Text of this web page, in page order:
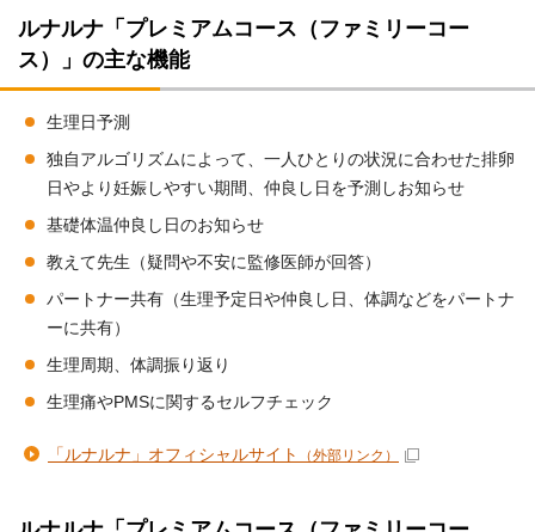
ルナルナ「プレミアムコース（ファミリーコー
ス）」の主な機能
生理日予測
独自アルゴリズムによって、一人ひとりの状況に合わせた排卵
日やより妊娠しやすい期間、仲良し日を予測しお知らせ
基礎体温仲良し日のお知らせ
教えて先生（疑問や不安に監修医師が回答）
パートナー共有（生理予定日や仲良し日、体調などをパートナ
ーに共有）
生理周期、体調振り返り
生理痛やPMSに関するセルフチェック
「ルナルナ」オフィシャルサイト （外部リンク）